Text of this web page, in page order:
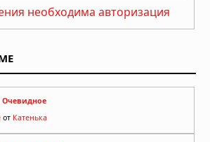
необходима авторизация
Очевидное
от Катенька